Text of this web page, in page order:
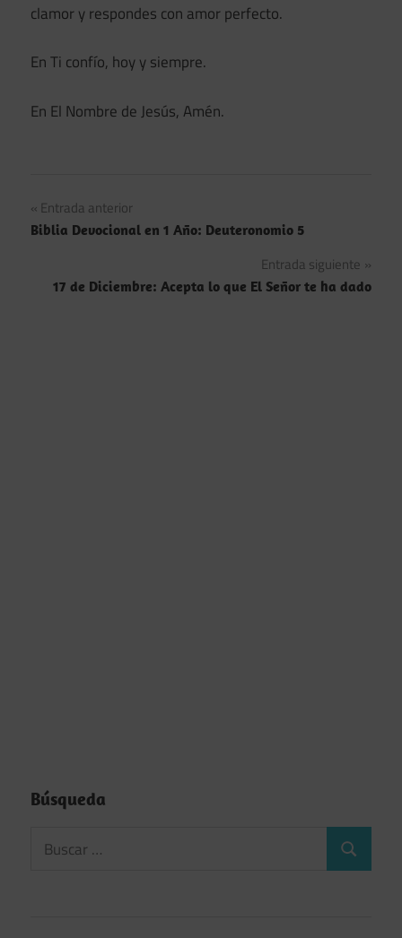
clamor y respondes con amor perfecto.
En Ti confío, hoy y siempre.
En El Nombre de Jesús, Amén.
Navegación
de
entradas
Entrada anterior
Biblia Devocional en 1 Año: Deuteronomio 5
Entrada siguiente
17 de Diciembre: Acepta lo que El Señor te ha dado
Búsqueda